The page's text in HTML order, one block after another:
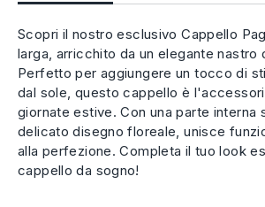
Scopri il nostro esclusivo Cappello
larga, arricchito da un elegante nastro
Perfetto per aggiungere un tocco di
dal sole, questo cappello è
giornate estive. Con una parte interna
delicato disegno floreale, unisce
alla perfezione. Completa il tuo look
cappello da sogno!